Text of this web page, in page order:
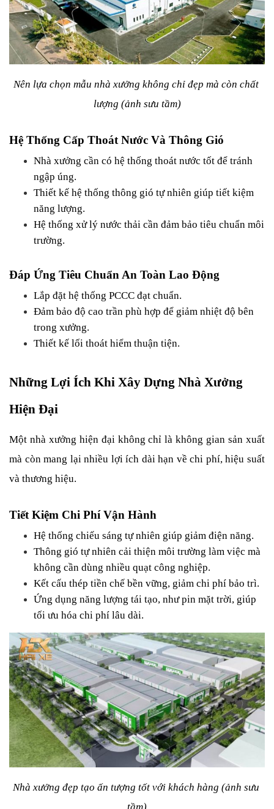
Nên lựa chọn mẫu nhà xưởng không chỉ đẹp mà còn chất
lượng (ảnh sưu tầm)
Hệ Thống Cấp Thoát Nước Và Thông Gió
Nhà xưởng cần có hệ thống thoát nước tốt để tránh
ngập úng.
Thiết kế hệ thống thông gió tự nhiên giúp tiết kiệm
năng lượng.
Hệ thống xử lý nước thải cần đảm bảo tiêu chuẩn môi
trường.
Đáp Ứng Tiêu Chuẩn An Toàn Lao Động
Lắp đặt hệ thống PCCC đạt chuẩn.
Đảm bảo độ cao trần phù hợp để giảm nhiệt độ bên
trong xưởng.
Thiết kế lối thoát hiểm thuận tiện.
Những Lợi Ích Khi Xây Dựng Nhà Xưởng
Hiện Đại
Một nhà xưởng hiện đại không chỉ là không gian sản xuất
mà còn mang lại nhiều lợi ích dài hạn về chi phí, hiệu suất
và thương hiệu.
Tiết Kiệm Chi Phí Vận Hành
Hệ thống chiếu sáng tự nhiên giúp giảm điện năng.
Thông gió tự nhiên cải thiện môi trường làm việc mà
không cần dùng nhiều quạt công nghiệp.
Kết cấu thép tiền chế bền vững, giảm chi phí bảo trì.
Ứng dụng năng lượng tái tạo, như pin mặt trời, giúp
tối ưu hóa chi phí lâu dài.
Nhà xưởng đẹp tạo ấn tượng tốt với khách hàng (ảnh sưu